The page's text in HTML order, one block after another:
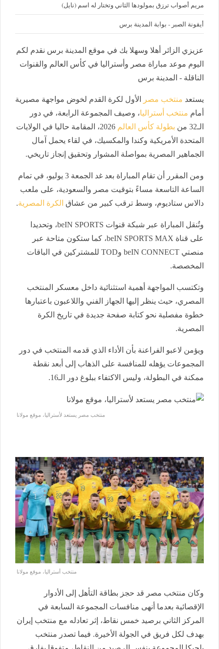
مريم أصواب ترزق بمولودها الثاني وتختار له اسم (نايل)
أيقونة الصبر - بوابة المدينة برس
عزيزي الزائر أهلا وسهلا بك في موقع المدينة برس نقدم لكم
اليوم موعد مباراة مصر وأستراليا في كأس العالم والقنوات
الناقلة - المدينة برس
يستعد منتخب مصر
الأول لكرة القدم لخوض مواجهة مصيرية
أمام منتخب أستراليا، وصيف المجموعة الرابعة، في دور
الـ32 من
بطولة كأس العالم
2026، المقامة حاليا في الولايات
المتحدة الأمريكية وكندا والمكسيك، في لقاء يحمل آمال
الجماهير المصرية بمواصلة المشوار وتحقيق إنجاز تاريخي.
ومن المقرر أن تقام المباراة بعد غد الجمعة 3 يوليو، في تمام
الساعة التاسعة مساءً بتوقيت مصر والسعودية، على ملعب
دالاس ستاديوم، وسط ترقب كبير من عشاق الكرة المصرية.
وتُنقل المباراة عبر شبكة قنوات beIN SPORTS، وتحديدا
على قناة beIN SPORTS MAX، كما ستكون متاحة عبر
منصتي beIN CONNECT وTOD للمشتركين في الباقات
المخصصة.
وتكتسب المواجهة أهمية استثنائية داخل معسكر المنتخب
المصري، حيث ينظر إليها الجهاز الفني واللاعبون باعتبارها
خطوة مفصلية نحو كتابة صفحة جديدة في تاريخ الكرة
المصرية.
ويؤمن لاعبو الفراعنة بأن الأداء الذي قدمه المنتخب في دور
المجموعات يؤهله للمنافسة على الذهاب إلى أبعد نقطة
ممكنة في البطولة، وليس الاكتفاء ببلوغ دور الـ16.
منتخب مصر يستعد لأستراليا، موقع مولانا
منتخب أستراليا، موقع مولانا
وكان منتخب مصر قد حجز بطاقة التأهل إلى الأدوار
الإقصائية بعدما أنهى منافسات المجموعة السابعة في
المركز الثاني برصيد خمس نقاط، إثر تعادله مع منتخب إيران
بهدف لكل فريق في الجولة الأخيرة. فيما تصدر منتخب